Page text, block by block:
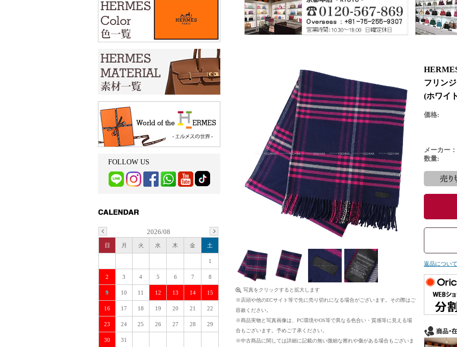
写真をクリックすると拡大します
※店頭や他のECサイト等で先に売り切れになる場合がございます。その際はご
容赦ください。
※商品実物と写真画像は、PC環境やOS等で異なる色合い・質感等に見える場
合もございます。予めご了承ください。
※中古商品に関しては詳細に記載の無い微細な擦れや傷がある場合もございま
フリン
(ホワイ
価格:
メーカー：
数量:
返品につい
FOLLOW US
2026/08
日 月 火 水 木 金 土
1
2 3 4 5 6 7 8
9 10 11 12 13 14 15
16 17 18 19 20 21 22
23 24 25 26 27 28 29
30 31